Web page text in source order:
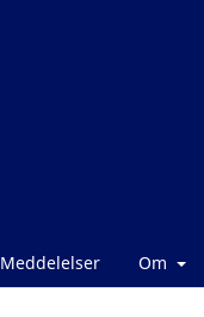
Meddelelser Om